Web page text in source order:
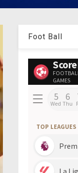
Foot Ball